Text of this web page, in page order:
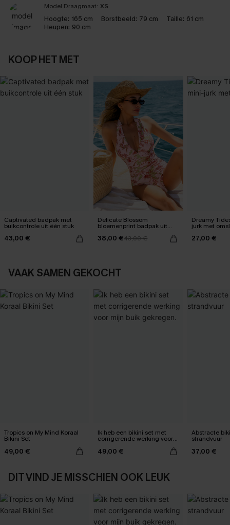
Model Draagmaat: XS
Hoogte: 165 cm Borstbeeld: 79 cm Taille: 61 cm
Heupen: 90 cm
KOOP HET MET
Captivated badpak met
buikcontrole uit één stuk
43,00 €
Delicate Blossom
bloemenprint badpak uit
38,00 €43,00 €
Dreamy
jurk met
27,00 €
VAAK SAMEN GEKOCHT
Tropics on My Mind Koraal
Bikini Set
49,00 €
Ik heb een bikini set met
corrigerende werking voor
49,00 €
Abstracte
strandvuur
37,00 €
DIT VIND JE MISSCHIEN OOK LEUK